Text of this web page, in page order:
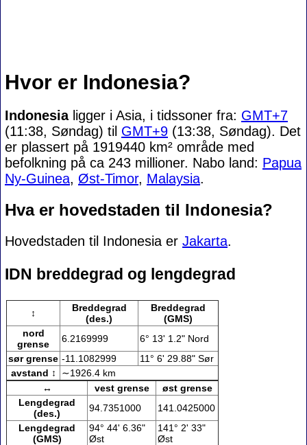
Hvor er Indonesia?
Indonesialigger i Asia, i tidssoner fra: GMT+7
(11:38, Søndag) til GMT+9 (13:38, Søndag). Det
er plassert på 1919440 km² område med
befolkning på ca 243 millioner. Nabo land: Papua
Ny-Guinea, Øst-Timor, Malaysia.
Hva er hovedstaden til Indonesia?
Hovedstaden til Indonesia er Jakarta.
IDN breddegrad og lengdegrad
↕
Breddegrad
(des.)
Breddegrad
(GMS)
nord
grense
6.2169999
6° 13' 1.2" Nord
sør grense -11.1082999
11° 6' 29.88" Sør
avstand ↕
∼1926.4 km
↔
vest grense
øst grense
Lengdegrad
(des.)
94.7351000
141.0425000
Lengdegrad
(GMS)
94° 44' 6.36"
Øst
141° 2' 33"
Øst